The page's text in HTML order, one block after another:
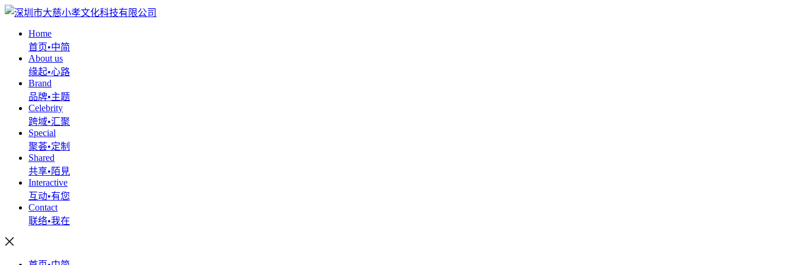
Home
首页•中简
About us
缘起•心路
Brand
品牌•主题
Celebrity
跨域•汇聚
Special
聚荟•定制
Shared
共享•陌見
Interactive
互动•有您
Contact
联络•我在